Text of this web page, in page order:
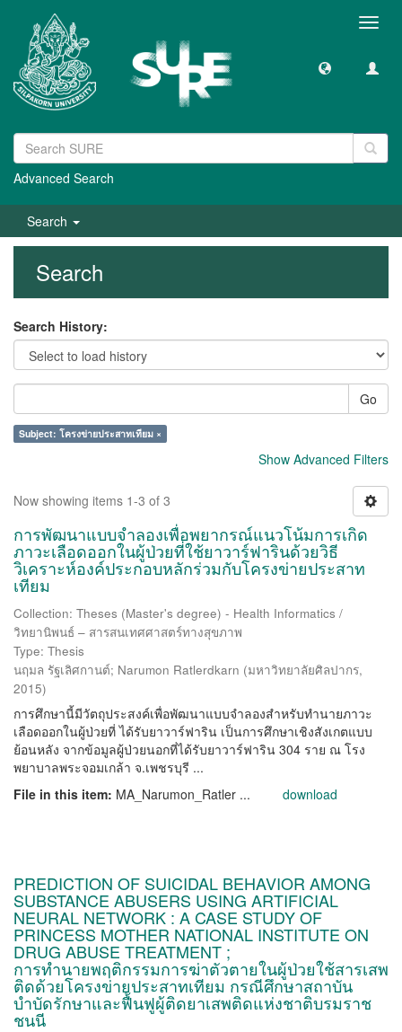
Advanced Search
Search
Search
Search History:
Go
Subject: โครงข่ายประสาทเทียม ×
Show Advanced Filters
Now showing items 1-3 of 3
การพัฒนาแบบจำลองเพื่อพยากรณ์แนวโน้มการเกิด
ภาวะเลือดออกในผู้ป่วยที่ใช้ยาวาร์ฟารินด้วยวิธี
วิเคราะห์องค์ประกอบหลักร่วมกับโครงข่ายประสาท
เทียม
Collection: Theses (Master's degree) - Health Informatics /
วิทยานิพนธ์ – สารสนเทศศาสตร์ทางสุขภาพ
Type: Thesis
นฤมล รัฐเลิศกานต์; Narumon Ratlerdkarn (มหาวิทยาลัยศิลปากร,
2015)
การศึกษานี้มีวัตถุประสงค์เพื่อพัฒนาแบบจำลองสำหรับทำนายภาวะ
เลือดออกในผู้ป่วยที่ ได้รับยาวาร์ฟาริน เป็นการศึกษาเชิงสังเกตแบบ
ย้อนหลัง จากข้อมูลผู้ป่วยนอกที่ได้รับยาวาร์ฟาริน 304 ราย ณ โรง
พยาบาลพระจอมเกล้า จ.เพชรบุรี ...
File in this item: MA_Narumon_Ratler ... download
PREDICTION OF SUICIDAL BEHAVIOR AMONG
SUBSTANCE ABUSERS USING ARTIFICIAL
NEURAL NETWORK : A CASE STUDY OF
PRINCESS MOTHER NATIONAL INSTITUTE ON
DRUG ABUSE TREATMENT ;
การทำนายพฤติกรรมการฆ่าตัวตายในผู้ป่วยใช้สารเสพ
ติดด้วยโครงข่ายประสาทเทียม กรณีศึกษาสถาบัน
บำบัดรักษาและฟื้นฟูผู้ติดยาเสพติดแห่งชาติบรมราช
ชนนี